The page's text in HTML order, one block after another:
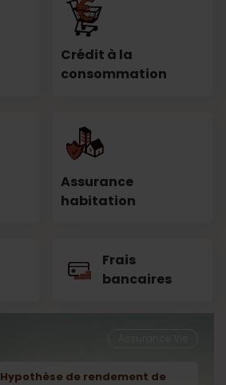
Crédit à la
consommation
Assurance
habitation
Frais
bancaires
Hypothèse de rendement de